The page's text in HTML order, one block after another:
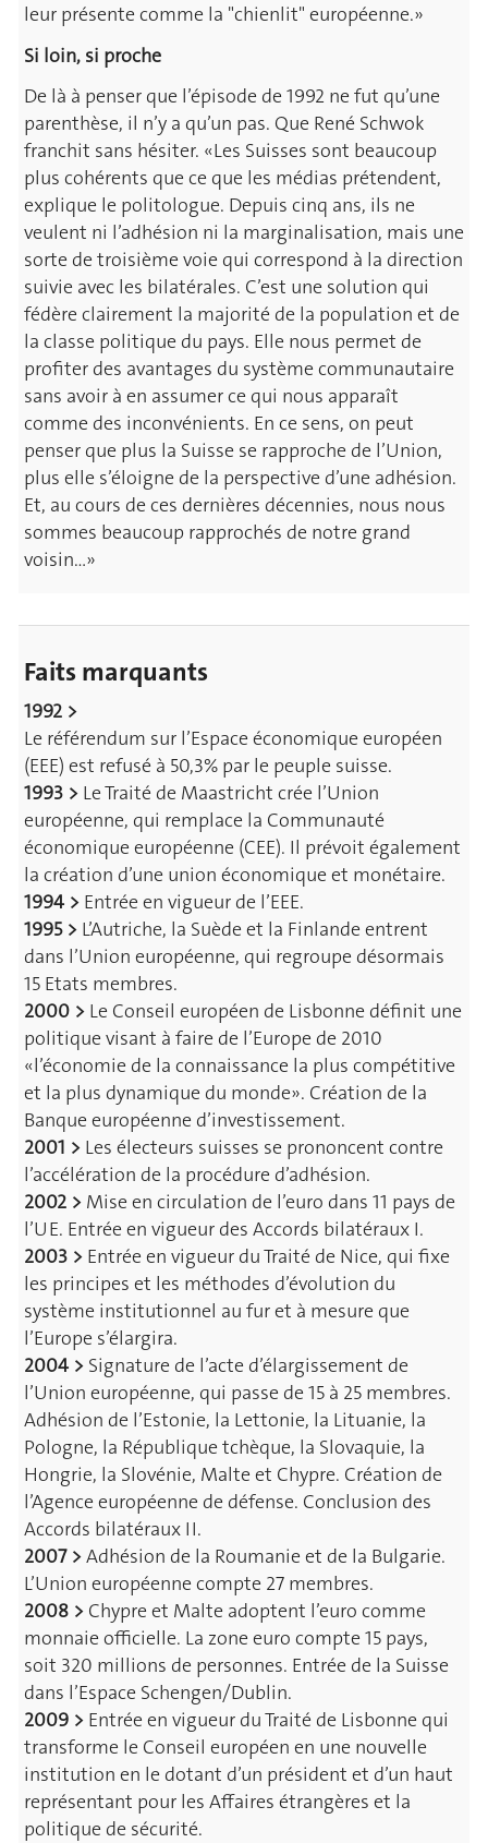
leur présente comme la "chienlit" européenne.»
Si loin, si proche
De là à penser que l’épisode de 1992 ne fut qu’une
parenthèse, il n’y a qu’un pas. Que René Schwok
franchit sans hésiter. «Les Suisses sont beaucoup
plus cohérents que ce que les médias prétendent,
explique le politologue. Depuis cinq ans, ils ne
veulent ni l’adhésion ni la marginalisation, mais une
sorte de troisième voie qui correspond à la direction
suivie avec les bilatérales. C’est une solution qui
fédère clairement la majorité de la population et de
la classe politique du pays. Elle nous permet de
profiter des avantages du système communautaire
sans avoir à en assumer ce qui nous apparaît
comme des inconvénients. En ce sens, on peut
penser que plus la Suisse se rapproche de l’Union,
plus elle s’éloigne de la perspective d’une adhésion.
Et, au cours de ces dernières décennies, nous nous
sommes beaucoup rapprochés de notre grand
voisin…»
Faits marquants
1992 >
Le référendum sur l’Espace économique européen
(EEE) est refusé à 50,3% par le peuple suisse.
1993 > Le Traité de Maastricht crée l’Union
européenne, qui remplace la Communauté
économique européenne (CEE). Il prévoit également
la création d’une union économique et monétaire.
1994 > Entrée en vigueur de l’EEE.
1995 > L’Autriche, la Suède et la Finlande entrent
dans l’Union européenne, qui regroupe désormais
15 Etats membres.
2000 > Le Conseil européen de Lisbonne définit une
politique visant à faire de l’Europe de 2010
«l’économie de la connaissance la plus compétitive
et la plus dynamique du monde». Création de la
Banque européenne d’investissement.
2001 > Les électeurs suisses se prononcent contre
l’accélération de la procédure d’adhésion.
2002 > Mise en circulation de l’euro dans 11 pays de
l’UE. Entrée en vigueur des Accords bilatéraux I.
2003 > Entrée en vigueur du Traité de Nice, qui fixe
les principes et les méthodes d’évolution du
système institutionnel au fur et à mesure que
l’Europe s’élargira.
2004 > Signature de l’acte d’élargissement de
l’Union européenne, qui passe de 15 à 25 membres.
Adhésion de l’Estonie, la Lettonie, la Lituanie, la
Pologne, la République tchèque, la Slovaquie, la
Hongrie, la Slovénie, Malte et Chypre. Création de
l’Agence européenne de défense. Conclusion des
Accords bilatéraux II.
2007 >Adhésion de la Roumanie et de la Bulgarie.
L’Union européenne compte 27 membres.
2008 > Chypre et Malte adoptent l’euro comme
monnaie officielle. La zone euro compte 15 pays,
soit 320 millions de personnes. Entrée de la Suisse
dans l’Espace Schengen/Dublin.
2009 > Entrée en vigueur du Traité de Lisbonne qui
transforme le Conseil européen en une nouvelle
institution en le dotant d’un président et d’un haut
représentant pour les Affaires étrangères et la
politique de sécurité.